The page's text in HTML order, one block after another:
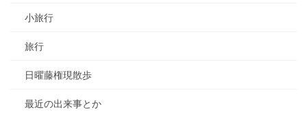
小旅行
旅行
日曜藤権現散歩
最近の出来事とか